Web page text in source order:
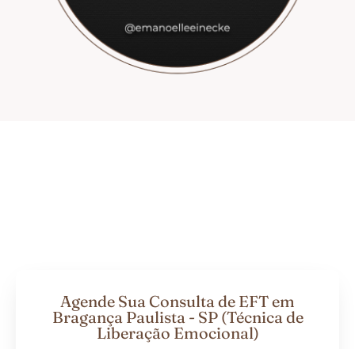
Agende Sua Consulta de EFT em
Bragança Paulista - SP (Técnica de
Liberação Emocional)